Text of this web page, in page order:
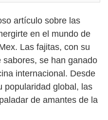
artículo sobre las
en el mundo de
Las fajitas, con su
se han ganado
internacional. Desde
popularidad global, las
de amantes de la